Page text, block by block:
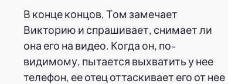
В конце концов, Том замечает
Викторию и спрашивает, снимает ли
она его на видео. Когда он, по-
видимому, пытается выхватить у нее
телефон, ее отец оттаскивает его от нее